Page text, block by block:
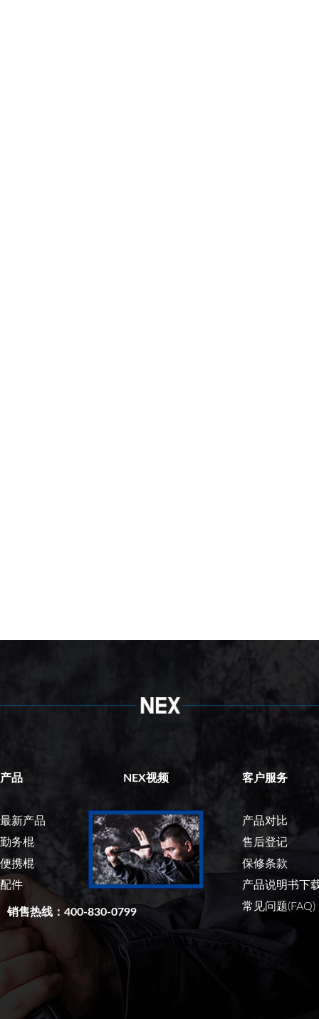
产品
最新产品
勤务棍
便携棍
配件
NEX视频 客户服务
产品对比
售后登记
保修条款
产品说明书下
常见问题(FAQ)
销售热线：400-830-0799